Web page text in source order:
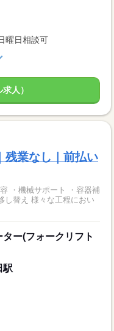
曜日相談可
人）
残業なし｜前払い
・機械サポート ・容器補
し替え 様々な工程におい
ー(フォークリフト
駅